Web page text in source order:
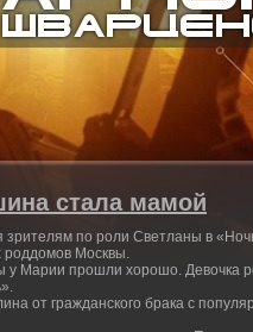
стала мамой
по роли Светланы в
роддомов Москвы.
у Марии прошли хорошо. Девочка
от гражданского брака с